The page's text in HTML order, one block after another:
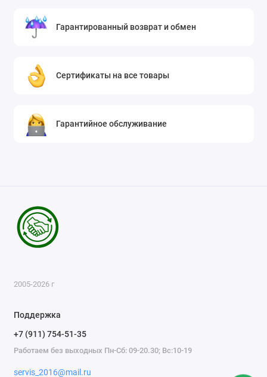
Гарантированный возврат и обмен
Сертификаты на все товары
Гарантийное обслуживание
2005-2026 г
Поддержка
+7 (911) 754-51-35
Работаем без выходных Пн-Сб: 09-20.30; Вс:10-19
servis_2016@mail.ru